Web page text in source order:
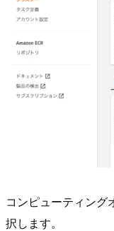
コンピューティング
択します。